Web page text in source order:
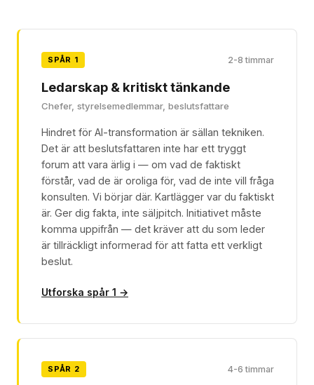
SPÅR 1 2-8 timmar
Ledarskap & kritiskt tänkande
Chefer, styrelsemedlemmar, beslutsfattare
Hindret för AI-transformation är sällan tekniken.
Det är att beslutsfattaren inte har ett tryggt
forum att vara ärlig i — om vad de faktiskt
förstår, vad de är oroliga för, vad de inte vill fråga
konsulten. Vi börjar där. Kartlägger var du faktiskt
är. Ger dig fakta, inte säljpitch. Initiativet måste
komma uppifrån — det kräver att du som leder
är tillräckligt informerad för att fatta ett verkligt
beslut.
Utforska spår 1 →
SPÅR 2 4-6 timmar